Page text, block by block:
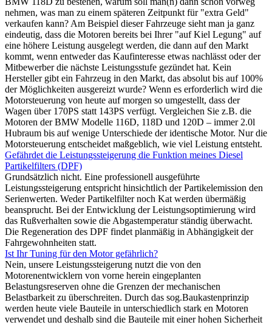
nehmen, was man zu einem späteren Zeitpunkt für "extra Geld"
verkaufen kann? Am Beispiel dieser Fahrzeuge sieht man ja ganz
eindeutig, dass die Motoren bereits bei Ihrer "auf Kiel Legung" auf
eine höhere Leistung ausgelegt werden, die dann auf den Markt
kommt, wenn entweder das Kaufinteresse etwas nachlässt oder der
Mitbewerber die nächste Leistungsstufe gezündet hat. Kein
Hersteller gibt ein Fahrzeug in den Markt, das absolut bis auf 100%
der Möglichkeiten ausgereizt wurde? Wenn es erforderlich wird die
Motorsteuerung von heute auf morgen so umgestellt, dass der
Wagen über 170PS statt 143PS verfügt. Vergleichen Sie z.B. die
Motoren der BMW Modelle 116D, 118D und 120D – immer 2.0l
Hubraum bis auf wenige Unterschiede der identische Motor. Nur die
Motorsteuerung entscheidet maßgeblich, wie viel Leistung entsteht.
Gefährdet die Leistungssteigerung die Funktion meines Diesel
Partikelfilters (DPF)
Grundsätzlich nicht. Eine professionell ausgeführte
Leistungssteigerung entspricht hinsichtlich der Partikelemission den
Serienwerten. Weder Partikelfilter noch Kat werden übermäßig
beansprucht. Bei der Entwicklung der Leistungsoptimierung wird
das Rußverhalten sowie die Abgastemperatur ständig überwacht.
Die Regeneration des DPF findet planmäßig in Abhängigkeit der
Fahrgewohnheiten statt.
Ist Ihr Tuning für den Motor gefährlich?
Nein, unsere Leistungssteigerung nutzt die von den
Motorenentwicklern von vorne herein eingeplanten
Belastungsreserven ohne die Grenzen der mechanischen
Belastbarkeit zu überschreiten. Durch das sog.Baukastenprinzip
werden heute viele Bauteile in unterschiedlich stark en Motoren
verwendet und deshalb sind die Bauteile mit einer hohen Sicherheit